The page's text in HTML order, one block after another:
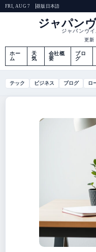
FRI, AUG 7 昼版 日本語
ジャパン
ジャパンヴ
更新
ホー
ム
天
気
会社概
要
ブロ
グ
テック ビジネス ブログ ロ